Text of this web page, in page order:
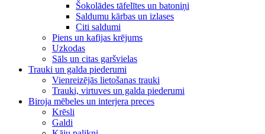
Šokolādes tāfelītes un batoniņi
Saldumu kārbas un izlases
Citi saldumi
Piens un kafijas krējums
Uzkodas
Sāls un citas garšvielas
Trauki un galda piederumi
Vienreizējās lietošanas trauki
Trauki, virtuves un galda piederumi
Biroja mēbeles un interjera preces
Krēsli
Galdi